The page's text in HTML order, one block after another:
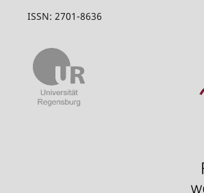
ISSN: 2701-8636